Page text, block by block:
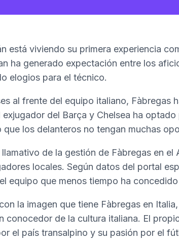
está viviendo su primera experiencia
ha generado expectación entre los
elogios para el técnico.
al frente del equipo italiano, Fàbregas
exjugador del Barça y Chelsea ha
los delanteros no tengan muchas
de la gestión de Fàbregas en
locales. Según datos del portal
equipo que menos tiempo ha
la imagen que tiene Fàbregas en
conocedor de la cultura italiana. El
el país transalpino y su pasión por el